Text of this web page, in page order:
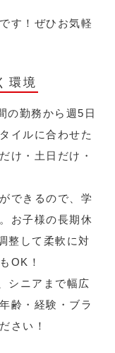
す！ぜひお気軽
環境
の勤務から週5日
イルに合わせた
け・土日だけ・
できるので、学
お子様の長期休
整して柔軟に対
OK！
シニアまで幅広
齢・経験・ブラ
さい！